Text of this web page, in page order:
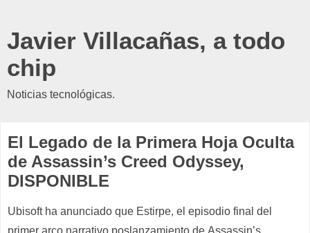
Javier Villacañas, a todo
chip
Noticias tecnológicas.
El Legado de la Primera Hoja Oculta
de Assassin’s Creed Odyssey,
DISPONIBLE
Ubisoft ha anunciado que Estirpe, el episodio final del
primer arco narrativo poslanzamiento de Assassin’s